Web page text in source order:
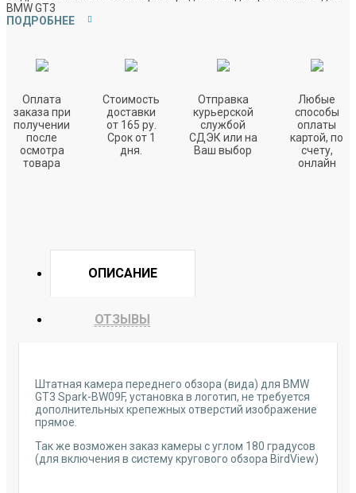
BMW GT3
ПОДРОБНЕЕ
Оплата
заказа при
получении
после
осмотра
товара
Стоимость
доставки
от 165 ру.
Срок от 1
дня.
Отправка
курьерской
службой
СДЭК или на
Ваш выбор
Любые
способы
оплаты
картой, по
счету,
онлайн
ОПИСАНИЕ
ОТЗЫВЫ
Штатная камера переднего обзора (вида) для BMW
GT3 Spark-BW09F, установка в логотип, не требуется
дополнительных крепежных отверстий изображение
прямое.
Так же возможен заказ камеры с углом 180 градусов
(для включения в систему кругового обзора BirdView)